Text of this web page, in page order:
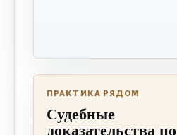
ПРАКТИКА РЯДОМ
Судебные
доказательства по